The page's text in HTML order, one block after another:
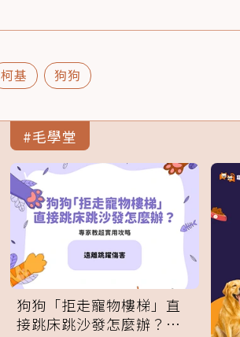
柯基 狗狗
#毛學堂
狗狗「拒走寵物樓梯」直
接跳床跳沙發怎麼辦？專